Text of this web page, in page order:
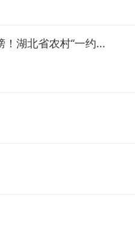
湖北省农村“一约...